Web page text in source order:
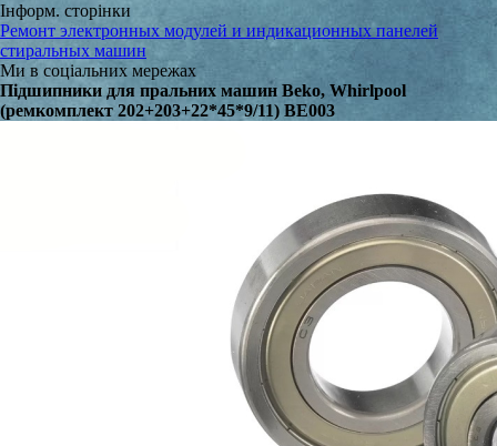
Інформ. сторінки
Ремонт электронных модулей и индикационных панелей
стиральных машин
Ми в соціальних мережах
Підшипники для пральних машин Beko, Whirlpool
(ремкомплект 202+203+22*45*9/11) BE003